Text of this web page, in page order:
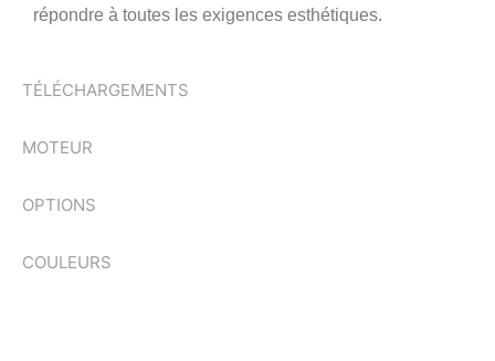
TÉLÉCHARGEMENTS
MOTEUR
OPTIONS
COULEURS
répondre à toutes les exigences esthétiques.